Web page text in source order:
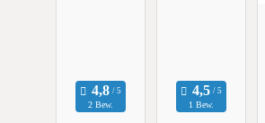
2 Bew. 1 Bew.